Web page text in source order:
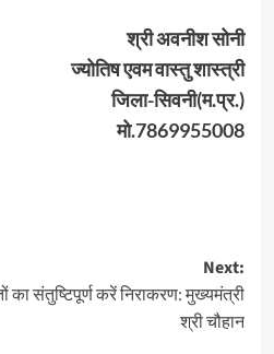
श्री अवनीश सोनी
ज्योतिष एवम वास्तु शास्त्री
जिला-सिवनी(म.प्र.)
मो.7869955008
Next:
का संतुष्टिपूर्ण करें निराकरण: मुख्यमंत्री
श्री चौहान